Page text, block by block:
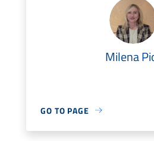
Milena
GO TO PAGE